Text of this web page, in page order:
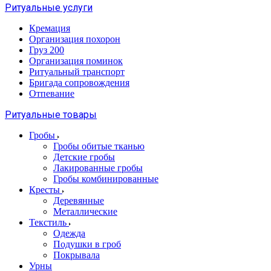
Ритуальные услуги
Кремация
Организация похорон
Груз 200
Организация поминок
Ритуальный транспорт
Бригада сопровождения
Отпевание
Ритуальные товары
Гробы
Гробы обитые тканью
Детские гробы
Лакированные гробы
Гробы комбинированные
Кресты
Деревянные
Металлические
Текстиль
Одежда
Подушки в гроб
Покрывала
Урны